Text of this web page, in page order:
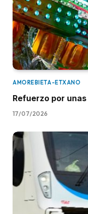
AMOREBIETA-ETXANO
Refuerzo por
17/07/2026